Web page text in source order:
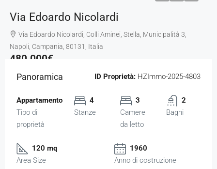
Via Edoardo Nicolardi
Via Edoardo Nicolardi, Colli Aminei, Stella, Municipalità 3,
Napoli, Campania, 80131, Italia
480.000€
Panoramica ID Proprietà: HZImmo-2025-4803
Appartamento
Tipo di
proprietà
4
Stanze
3
Camere
da letto
2
Bagni
120 mq
Area Size
1960
Anno di costruzione